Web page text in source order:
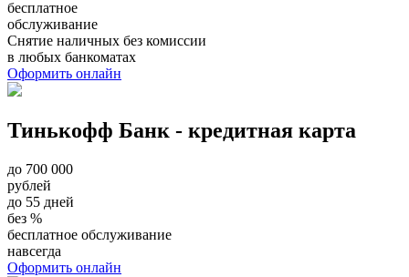
бесплатное
обслуживание
Снятие наличных без комиссии
в любых банкоматах
Оформить онлайн
Тинькофф Банк - кредитная карта
до 700 000
рублей
до 55 дней
без %
бесплатное обслуживание
навсегда
Оформить онлайн